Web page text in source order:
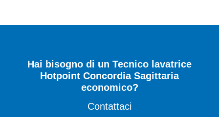
Hai bisogno di un Tecnico lavatrice
Hotpoint Concordia Sagittaria
economico?
Contattaci